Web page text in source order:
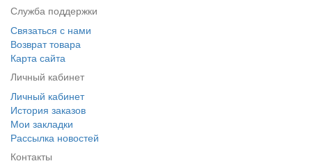
Служба поддержки
Связаться с нами
Возврат товара
Карта сайта
Личный кабинет
Личный кабинет
История заказов
Мои закладки
Рассылка новостей
Контакты